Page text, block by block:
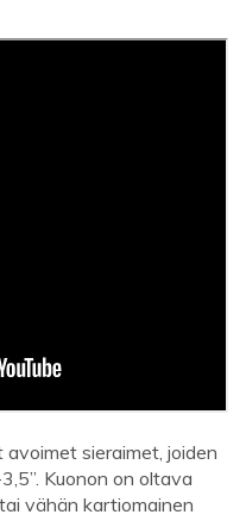
sieraimet, joiden
Kuonon on oltava
vähän kartiomainen